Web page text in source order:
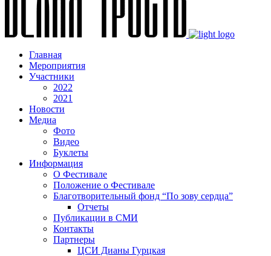
Главная
Мероприятия
Участники
2022
2021
Новости
Медиа
Фото
Видео
Буклеты
Информация
О Фестивале
Положение о Фестивале
Благотворительный фонд “По зову сердца”
Отчеты
Публикации в СМИ
Контакты
Партнеры
ЦСИ Дианы Гурцкая